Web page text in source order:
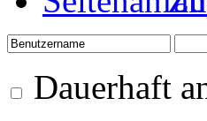
Dauerhaft